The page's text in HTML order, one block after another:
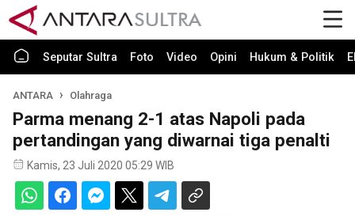
Seputar Sultra Foto Video Opini Hukum & Politik
ANTARA Olahraga
Parma menang 2-1 atas Napoli pada
pertandingan yang diwarnai tiga penalti
Kamis, 23 Juli 2020 05:29 WIB